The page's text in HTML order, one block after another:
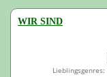
WIR SIND